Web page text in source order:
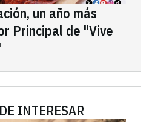
un año más
Principal de "Vive
INTERESAR